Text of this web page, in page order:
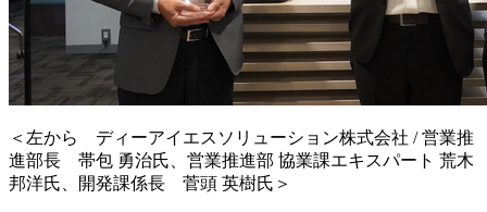
＜左から ディーアイエスソリューション株式会社 / 営業推
進部長 帯包 勇治氏、営業推進部 協業課エキスパート 荒木
邦洋氏、開発課係長 菅頭 英樹氏＞